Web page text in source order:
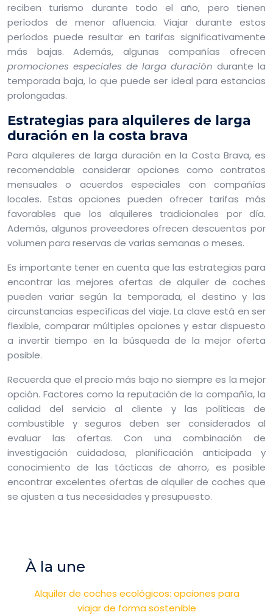
reciben turismo durante todo el año, pero tienen
períodos de menor afluencia. Viajar durante estos
períodos puede resultar en tarifas significativamente
más bajas. Además, algunas compañías ofrecen
promociones especiales de larga duración durante la
temporada baja, lo que puede ser ideal para estancias
prolongadas.
Estrategias para alquileres de larga
duración en la costa brava
Para alquileres de larga duración en la Costa Brava, es
recomendable considerar opciones como contratos
mensuales o acuerdos especiales con compañías
locales. Estas opciones pueden ofrecer tarifas más
favorables que los alquileres tradicionales por día.
Además, algunos proveedores ofrecen descuentos por
volumen para reservas de varias semanas o meses.
Es importante tener en cuenta que las estrategias para
encontrar las mejores ofertas de alquiler de coches
pueden variar según la temporada, el destino y las
circunstancias específicas del viaje. La clave está en ser
flexible, comparar múltiples opciones y estar dispuesto
a invertir tiempo en la búsqueda de la mejor oferta
posible.
Recuerda que el precio más bajo no siempre es la mejor
opción. Factores como la reputación de la compañía, la
calidad del servicio al cliente y las políticas de
combustible y seguros deben ser considerados al
evaluar las ofertas. Con una combinación de
investigación cuidadosa, planificación anticipada y
conocimiento de las tácticas de ahorro, es posible
encontrar excelentes ofertas de alquiler de coches que
se ajusten a tus necesidades y presupuesto.
À la une
Alquiler de coches ecológicos: opciones para
viajar de forma sostenible